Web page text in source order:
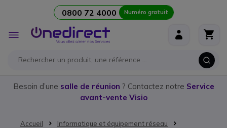
0800 72 4000 Numéro gratuit
Affichage
navigation
Besoin d’une salle de réunion ? Contactez notre Service
avant-vente Visio
Accueil
Informatique et équipement réseau